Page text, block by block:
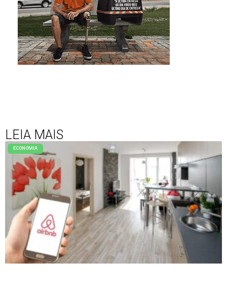
LEIA MAIS
ECONOMIA